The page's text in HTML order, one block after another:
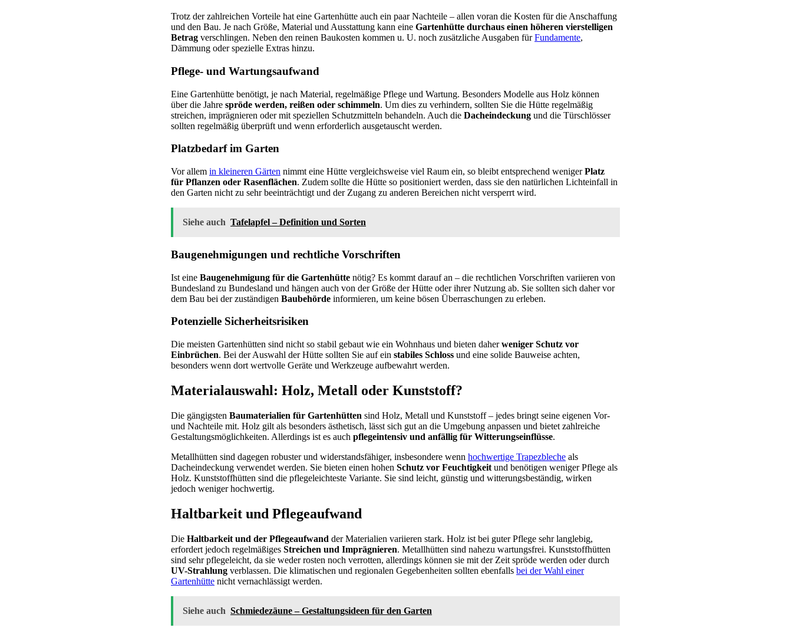
Trotz der zahlreichen Vorteile hat eine Gartenhütte auch ein paar Nachteile – allen voran die Kosten für die Anschaffung
und den Bau. Je nach Größe, Material und Ausstattung kann eine Gartenhütte durchaus einen höheren vierstelligen
Betrag verschlingen. Neben den reinen Baukosten kommen u. U. noch zusätzliche Ausgaben fürFundamente,
Dämmung oder spezielle Extras hinzu.
Pflege- und Wartungsaufwand
Eine Gartenhütte benötigt, je nach Material, regelmäßige Pflege und Wartung. Besonders Modelle aus Holz können
über die Jahre spröde werden, reißen oder schimmeln. Um dies zu verhindern, sollten Sie die Hütte regelmäßig
streichen, imprägnieren oder mit speziellen Schutzmitteln behandeln. Auch die Dacheindeckung und die Türschlösser
sollten regelmäßig überprüft und wenn erforderlich ausgetauscht werden.
Platzbedarf im Garten
Vor allem in kleineren Gärten nimmt eine Hütte vergleichsweise viel Raum ein, so bleibt entsprechend wenigerPlatz
für Pflanzen oder Rasenflächen. Zudem sollte die Hütte so positioniert werden, dass sie den natürlichen Lichteinfall in
den Garten nicht zu sehr beeinträchtigt und der Zugang zu anderen Bereichen nicht versperrt wird.
Siehe auch Tafelapfel – Definition und Sorten
Baugenehmigungen und rechtliche Vorschriften
Ist eine Baugenehmigung für die Gartenhütte nötig? Es kommt darauf an – die rechtlichen Vorschriften variieren von
Bundesland zu Bundesland und hängen auch von der Größe der Hütte oder ihrer Nutzung ab. Sie sollten sich daher vor
dem Bau bei der zuständigen Baubehörde informieren, um keine bösen Überraschungen zu erleben.
Potenzielle Sicherheitsrisiken
Die meisten Gartenhütten sind nicht so stabil gebaut wie ein Wohnhaus und bieten daherweniger Schutz vor
Einbrüchen. Bei der Auswahl der Hütte sollten Sie auf ein stabiles Schloss und eine solide Bauweise achten,
besonders wenn dort wertvolle Geräte und Werkzeuge aufbewahrt werden.
Materialauswahl: Holz, Metall oder Kunststoff?
Die gängigsten Baumaterialien für Gartenhütten sind Holz, Metall und Kunststoff – jedes bringt seine eigenen Vor-
und Nachteile mit. Holz gilt als besonders ästhetisch, lässt sich gut an die Umgebung anpassen und bietet zahlreiche
Gestaltungsmöglichkeiten. Allerdings ist es auch pflegeintensiv und anfällig für Witterungseinflüsse.
Metallhütten sind dagegen robuster und widerstandsfähiger, insbesondere wenn hochwertige Trapezbleche als
Dacheindeckung verwendet werden. Sie bieten einen hohen Schutz vor Feuchtigkeit und benötigen weniger Pflege als
Holz. Kunststoffhütten sind die pflegeleichteste Variante. Sie sind leicht, günstig und witterungsbeständig, wirken
jedoch weniger hochwertig.
Haltbarkeit und Pflegeaufwand
Die Haltbarkeit und der Pflegeaufwand der Materialien variieren stark. Holz ist bei guter Pflege sehr langlebig,
erfordert jedoch regelmäßiges Streichen und Imprägnieren. Metallhütten sind nahezu wartungsfrei. Kunststoffhütten
sind sehr pflegeleicht, da sie weder rosten noch verrotten, allerdings können sie mit der Zeit spröde werden oder durch
UV-Strahlung verblassen. Die klimatischen und regionalen Gegebenheiten sollten ebenfalls bei der Wahl einer
Gartenhütte nicht vernachlässigt werden.
Siehe auch Schmiedezäune – Gestaltungsideen für den Garten